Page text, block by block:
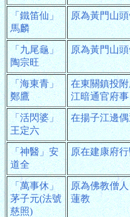
「鐵笛仙」
馬麟
原為黃門山
「九尾龜」
陶宗旺
原為黃門山
「海東青」
鄭鷹
在東關鎮投
江暗通官府事
「活閃婆」
王定六
在揚子江邊
「神醫」安
道全
原在建康府
「萬事休」
茅子元(法號
慈照)
原為佛教僧
蓮教